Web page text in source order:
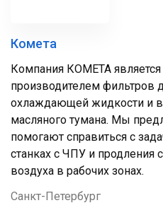
Комета
Компания КОМЕТА
производителем фильтров
охлаждающей жидкости и
масляного тумана. Мы
помогают справиться с
станках с ЧПУ и продления
воздуха в рабочих зонах.
Санкт-Петербург